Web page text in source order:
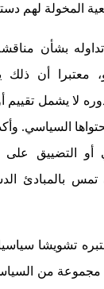
المخولة لهم
بشأن
معتبرا أن
لا يشمل تقييم
السياسي.
أو التضييق على
بالمبادئ
تشويشا
مجموعة من